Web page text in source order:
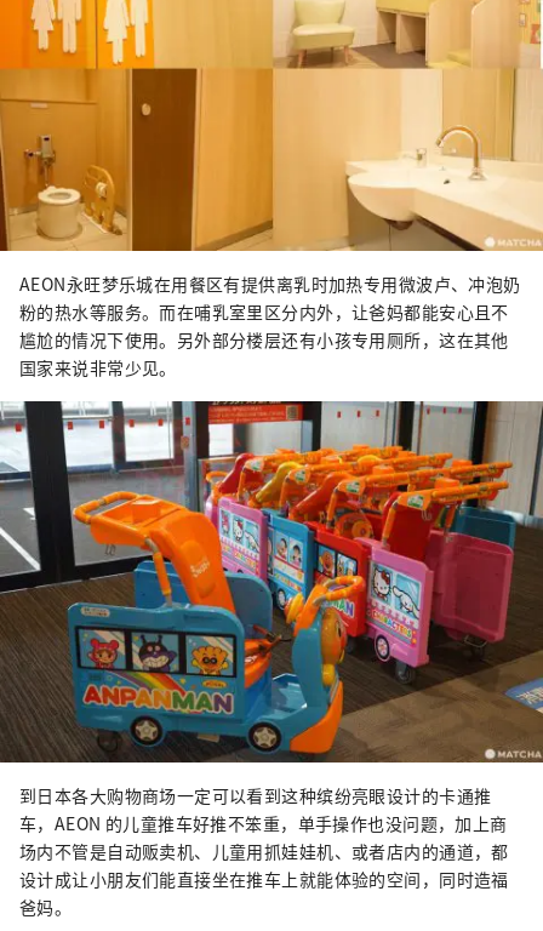
AEON永旺梦乐城在用餐区有提供离乳时加热专用微波卢、冲泡奶
粉的热水等服务。而在哺乳室里区分内外，让爸妈都能安心且不
尴尬的情况下使用。另外部分楼层还有小孩专用厕所，这在其他
国家来说非常少见。
到日本各大购物商场一定可以看到这种缤纷亮眼设计的卡通推
车，AEON 的儿童推车好推不笨重，单手操作也没问题，加上商
场内不管是自动贩卖机、儿童用抓娃娃机、或者店内的通道，都
设计成让小朋友们能直接坐在推车上就能体验的空间，同时造福
爸妈。